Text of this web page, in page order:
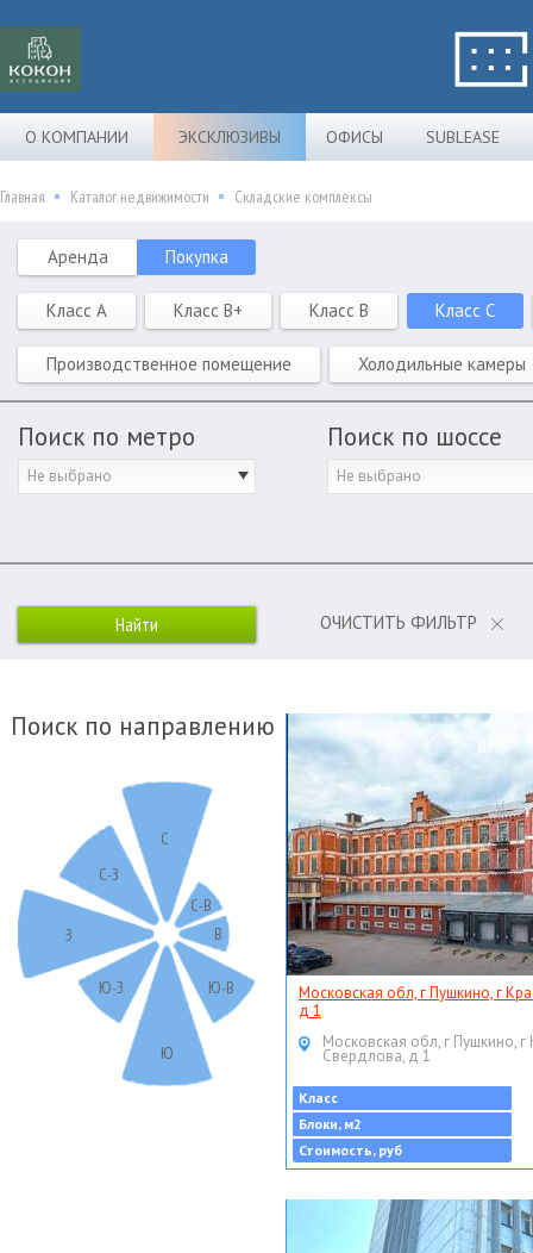
О КОМПАНИИ ЭКСКЛЮЗИВЫ ОФИСЫ SUBLEASE
Главная Каталог недвижимости Складские комплексы
Аренда Покупка
Класс A Класс B+ Класс B Класс C
Производственное помещение Холодильные камеры
Поиск по метро
Не выбрано
Поиск по шоссе
Не выбрано
ОЧИСТИТЬ ФИЛЬТР
Поиск по направлению
С
С-В
В
Ю-В
Ю
Ю-З
З
С-З
Московская обл, г Пушкино, г
д 1
Московская обл, г Пушкино, г
Свердлова, д 1
Класс
Блоки, м2
Стоимость, руб